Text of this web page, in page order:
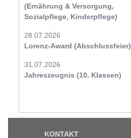
(Ernährung & Versorgung,
Sozialpflege, Kinderpflege)
28.07.2026
Lorenz-Award (Abschlussfeier)
31.07.2026
Jahreszeugnis (10. Klassen)
KONTAKT